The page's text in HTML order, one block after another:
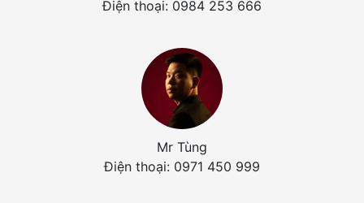
Điện thoại: 0984 253 666
Mr Tùng
Điện thoại: 0971 450 999